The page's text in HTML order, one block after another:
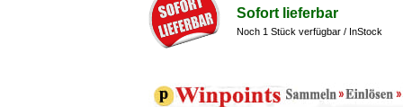
Sofort lieferbar
Noch 1 Stück verfügbar / InStock